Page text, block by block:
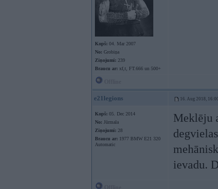
Kopš: 04. Mar 2007
No: Grobiņa
Ziņojumi: 239
Braucu ar: xf,t, FT.666 un 500+
e21legions 16. Aug 2018,
Kopš: 05. Dec 2014
No: Jūrmala
Ziņojumi: 28
Braucu ar: 1977 BMW E21 320
Automatic
Meklēju
ievadu.